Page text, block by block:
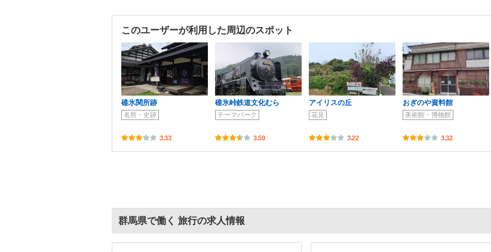
このユーザーが利用した周辺のスポット
碓氷関所跡
名所・史跡
3.33
碓氷峠鉄道文化むら
テーマパーク
3.59
アイリスの丘
花見
3.22
おぎのや資料館
美術館・博物館
3.32
群馬県で働く 旅行の求人情報